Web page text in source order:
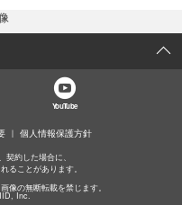
YouTube
個人情報保護方針
約した場合に、
ることがあります。
像の無断転載を禁じます。
Inc.